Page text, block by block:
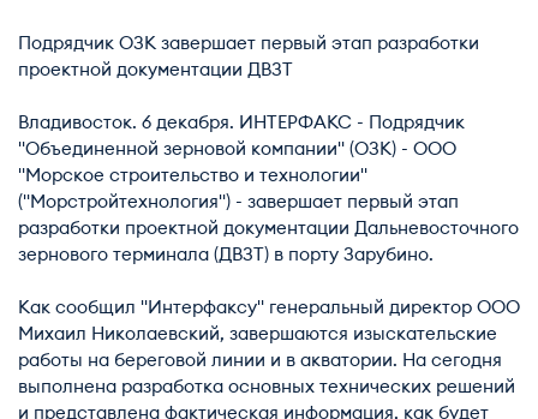
Подрядчик ОЗК завершает первый этап разработки
проектной документации ДВЗТ
Владивосток. 6 декабря. ИНТЕРФАКС - Подрядчик
"Объединенной зерновой компании" (ОЗК) - ООО
"Морское строительство и технологии"
("Морстройтехнология") - завершает первый этап
разработки проектной документации Дальневосточного
зернового терминала (ДВЗТ) в порту Зарубино.
Как сообщил "Интерфаксу" генеральный директор ООО
Михаил Николаевский, завершаются изыскательские
работы на береговой линии и в акватории. На сегодня
выполнена разработка основных технических решений
и представлена фактическая информация, как будет